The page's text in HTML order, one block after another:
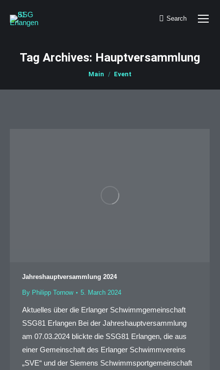
Search:
Search
Tag Archives: Hauptversammlung
You are here:
Main Event
Jahreshauptversammlung 2024
By Philipp Tornow 5. March 2024
Aktuelles über die Erlanger Schwimmgemeinschaft
SSG81 Erlangen Bei der Jahreshauptversammlung
am 07.03.2024 blickte die SSG81 Erlangen, die aus
einer Gemeinschaft des Erlanger Schwimmvereins
„SVE“ und der Siemens Schwimmsportgemeinschaft